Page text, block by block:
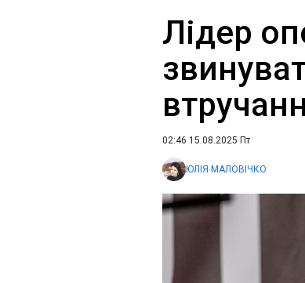
Лідер
02:46 15.08.2025 Пт
ЮЛІЯ МАЛОВІЧКО